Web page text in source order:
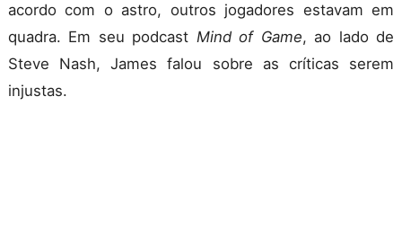
acordo com o astro, outros jogadores estavam em
quadra. Em seu podcast Mind of Game, ao lado de
Steve Nash, James falou sobre as críticas serem
injustas.